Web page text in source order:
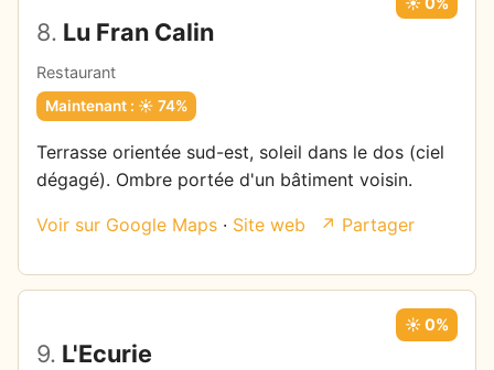
8. Lu Fran Calin
Restaurant
Maintenant : ☀️ 74%
Terrasse orientée sud-est, soleil dans le dos (ciel
dégagé). Ombre portée d'un bâtiment voisin.
Voir sur Google Maps · Site web ↗ Partager
9. L'Ecurie
☀️ 0%